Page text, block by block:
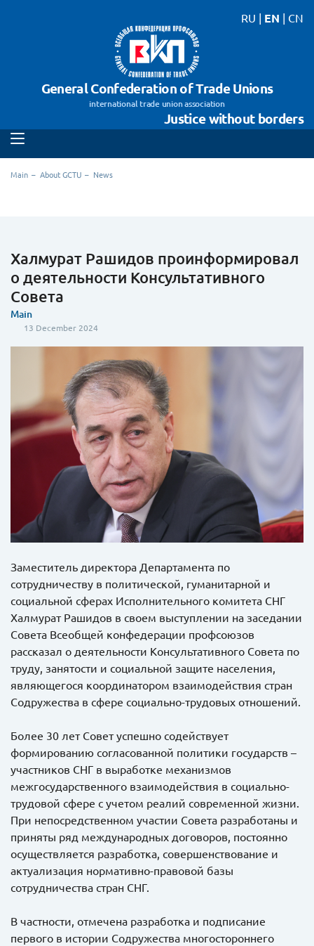
General Confederation of Trade Unions
international trade union association
Justice without borders
RU | EN | CN
Main About GCTU News
Халмурат Рашидов проинформировал
о деятельности Консультативного
Совета
Main
13 December 2024
Заместитель директора Департамента по
сотрудничеству в политической, гуманитарной и
социальной сферах Исполнительного комитета СНГ
Халмурат Рашидов в своем выступлении на заседании
Совета Всеобщей конфедерации профсоюзов
рассказал о деятельности Консультативного Совета по
труду, занятости и социальной защите населения,
являющегося координатором взаимодействия стран
Содружества в сфере социально-трудовых отношений.
Более 30 лет Совет успешно содействует
формированию согласованной политики государств –
участников СНГ в выработке механизмов
межгосударственного взаимодействия в социально-
трудовой сфере с учетом реалий современной жизни.
При непосредственном участии Совета разработаны и
приняты ряд международных договоров, постоянно
осуществляется разработка, совершенствование и
актуализация нормативно-правовой базы
сотрудничества стран СНГ.
В частности, отмечена разработка и подписание
первого в истории Содружества многостороннего